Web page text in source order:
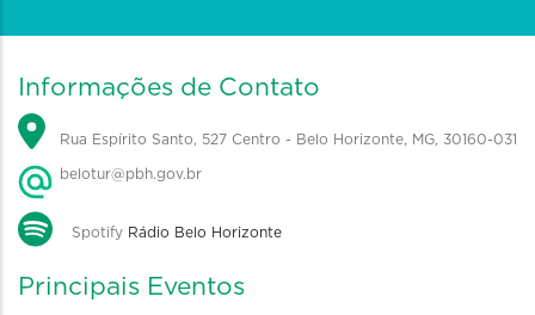
Informações de Contato
Rua Espírito Santo, 527 Centro - Belo Horizonte, MG, 30160-031
belotur@pbh.gov.br
Spotify Rádio Belo Horizonte
Principais Eventos